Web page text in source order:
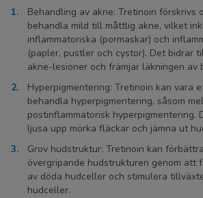
Behandling av akne: Tretinoin förskrivs
behandla mild till måttlig akne, vilket
inflammatoriska (pormaskar) och
(papler, pustler och cystor). Det bidrar
akne-lesioner och främjar läkningen av
Hyperpigmentering: Tretinoin kan vara
behandla hyperpigmentering, såsom
postinflammatorisk hyperpigmentering.
ljusa upp mörka fläckar och jämna ut
Grov hudstruktur: Tretinoin kan
övergripande hudstrukturen genom att
av döda hudceller och stimulera
hudceller.